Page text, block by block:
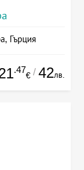
Гърция
.47
€ / 42лв.